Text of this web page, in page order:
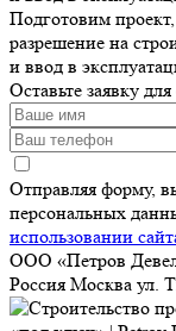
Подготовим проект,
разрешение на
и ввод в
Оставьте заявку
Отправляя форму,
персональных
использовании
ООО «Петров
Россия Москва ул.